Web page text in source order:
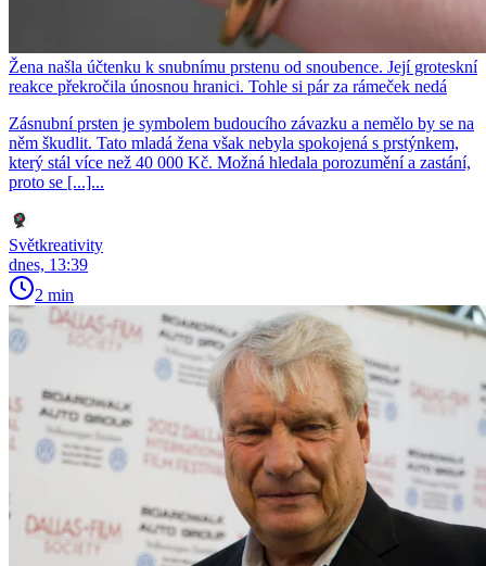
Žena našla účtenku k snubnímu prstenu od snoubence. Její groteskní
reakce překročila únosnou hranici. Tohle si pár za rámeček nedá
Zásnubní prsten je symbolem budoucího závazku a nemělo by se na
něm škudlit. Tato mladá žena však nebyla spokojená s prstýnkem,
který stál více než 40 000 Kč. Možná hledala porozumění a zastání,
proto se [...]...
Světkreativity
dnes, 13:39
2 min